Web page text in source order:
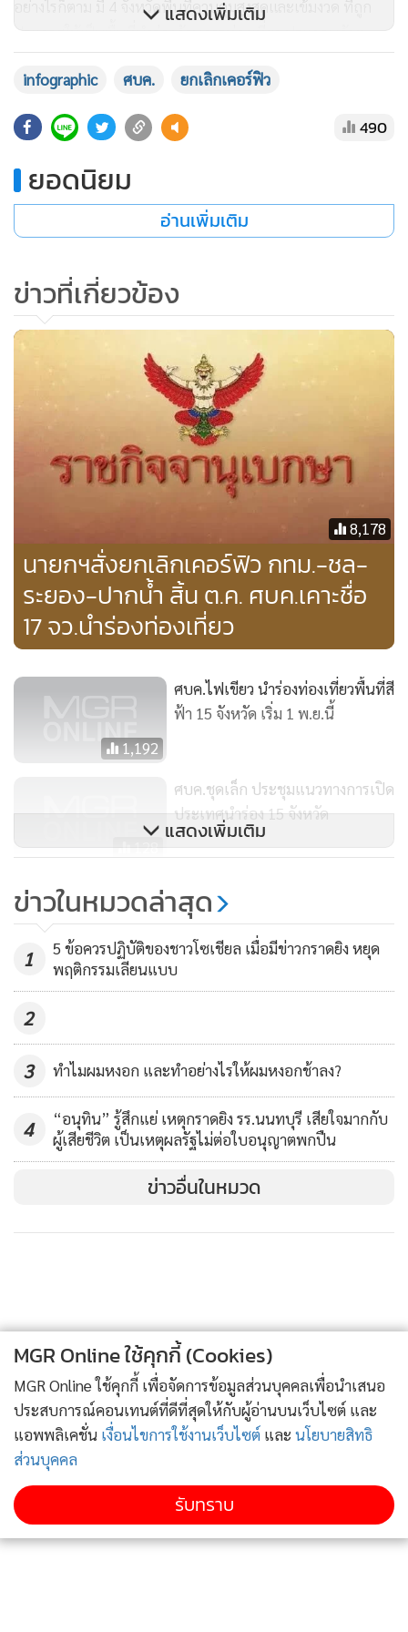
อย่างไรก็ตาม มี 4 จังหวัดพื้นที่ควบคุมสูงสุดและเข้มงวด ที่ถูก
ประกาศให้เป็นพื้นที่นำร่องด้านการท่องเที่ยว ประกอบด้วย
กรุงเทพมหานคร, ชลบุรี (เฉพาะอำเภอบางละมุง เมืองพัทยา
อำเภอศรีราชา อำเภอเกาะสีชัง และอำเภอสัตหีบ เฉพาะตำบล
นาจอมเทียน และตำบลบางเสร่), ระยอง (เฉพาะเกาะเสม็ด) และ
สมุทรปราการ (เฉพาะพื้นที่ท่าอากาศยานนานาชาติสุวรรณภูมิ)
ทำให้ 4 จังหวัด/พื้นที่เหล่านี้ไม่มีการเคอร์ฟิวตามข้อกำหนดดัง
กล่าว
ขณะเดียวกัน ยังมีคำสั่งศูนย์บริหารสถานการณ์การแพร่ระบาด
พื้นที่นำร่องด้านการท่องเที่ยว ตามข้อกำหนดออกตามความใน
มาตรา 9 แห่งพระราชกำหนดการบริหารราชการในสถานการณ์
ฉุกเฉิน พ.ศ. 2548 ออกประกาศพื้นที่นำร่องด้านการท่องเที่ยว
17 จังหวัด ดังนี้
3. จังหวัดชลบุรี (เฉพาะอำเภอบางละมุง เมืองพัทยา อำเภอ
อำเภอสัตหีบ เฉพาะตำบลนาจอมเทียน และตำบลบางเสร่)
4. จังหวัดเชียงใหม่ (เฉพาะอำเภอเมืองเชียงใหม่ อำเภอดอยเต่า
อำเภอแม่ริม และอำเภอแม่แตง)
5. จังหวัดตราด (เฉพาะอำเภอเกาะช้าง)
6. จังหวัดบุรีรัมย์ (เฉพาะอำเภอเมืองบุรีรัมย์)
แก)
9. จังหวัดเพชรบุรี (เฉพาะเทศบาลเมืองชะอำ)
10. จังหวัดภูเก็ต
11. จังหวัดระนอง (เฉพาะเกาะพยาม)
15. จังหวัดสุราษฎร์ธานี (เฉพาะเกาะสมุย เกาะพงัน และเกาะ
เต่า)
16. จังหวัดหนองคาย (เฉพาะอำเภอเมืองหนองคาย อำเภอสังคม
อำเภอศรีเชียงใหม่ และ
อำเภอท่าบ่อ)
17. จังหวัดอุดรธานี (เฉพาะอำเภอเมืองอุดรธานี อำเภอบ้านดุง
อำเภอกุมภวาปี อำเภอนายูง
อำเภอหนองหาน และอำเภอประจักษ์ศิลปาคม)
แสดงเพิ่มเติม
infographic ศบค. ยกเลิกเคอร์ฟิว
490
ยอดนิยม
อ่านเพิ่มเติม
ข่าวที่เกี่ยวข้อง
8,178
นายกฯสั่งยกเลิกเคอร์ฟิว กทม.-ชล-
ระยอง-ปากน้ำ สิ้น ต.ค. ศบค.เคาะชื่อ
17 จว.นำร่องท่องเที่ยว
1,192
ศบค.ไฟเขียว นำร่องท่องเที่ยวพื้นที่สี
ฟ้า 15 จังหวัด เริ่ม 1 พ.ย.นี้
128
ศบค.ชุดเล็ก ประชุมแนวทางการเปิด
ประเทศนำร่อง 15 จังหวัด
119
เที่ยวกลุ่ม ปท.เสี่ยงต่ำแบบไม่ต้อง
กักตัว
แสดงเพิ่มเติม
ข่าวในหมวดล่าสุด
1
5 ข้อควรปฏิบัติของชาวโซเชียล เมื่อมีข่าวกราดยิง หยุด
พฤติกรรมเลียนแบบ
2
3 ทำไมผมหงอก และทำอย่างไรให้ผมหงอกช้าลง?
4
“อนุทิน” รู้สึกแย่ เหตุกราดยิง รร.นนทบุรี เสียใจมากกับ
ผู้เสียชีวิต เป็นเหตุผลรัฐไม่ต่อใบอนุญาตพกปืน
ข่าวอื่นในหมวด
MGR Online ใช้คุกกี้ (Cookies)
MGR Online ใช้คุกกี้ เพื่อจัดการข้อมูลส่วนบุคคลเพื่อนำเสนอ
ประสบการณ์คอนเทนต์ที่ดีที่สุดให้กับผู้อ่านบนเว็บไซต์ และ
แอพพลิเคชั่น เงื่อนไขการใช้งานเว็บไซต์ และ นโยบายสิทธิ
ส่วนบุคคล
รับทราบ